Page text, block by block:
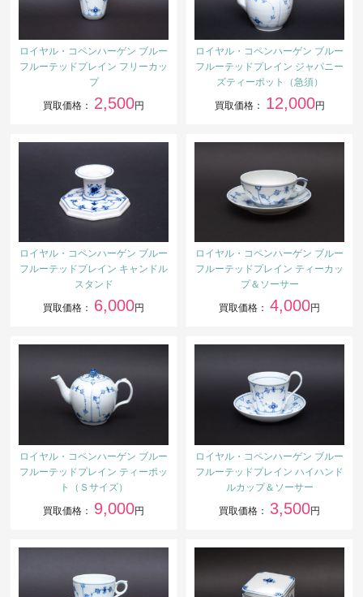
ロイヤル・コペンハーゲン ブルー
フルーテッドプレイン フリーカッ
プ
買取価格： 2,500円
ロイヤル・コペンハーゲン ブルー
フルーテッドプレイン ジャパニー
ズティーポット（急須）
買取価格： 12,000円
ロイヤル・コペンハーゲン ブルー
フルーテッドプレイン キャンドル
スタンド
買取価格： 6,000円
ロイヤル・コペンハーゲン ブルー
フルーテッドプレイン ティーカッ
プ＆ソーサー
買取価格： 4,000円
ロイヤル・コペンハーゲン ブルー
フルーテッドプレイン ティーポッ
ト（Ｓサイズ）
買取価格： 9,000円
ロイヤル・コペンハーゲン ブルー
フルーテッドプレイン ハイハンド
ルカップ＆ソーサー
買取価格： 3,500円